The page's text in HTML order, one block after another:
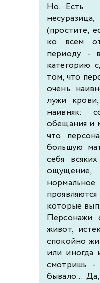
Но...Есть
(простите,
ко всем
периоду -
категорию
том, что
очень
лужи
наивняк:
обещания и
что
большую
себя
которые
Персонажи
живот,
спокойно
или иногда
смотришь
бывало...